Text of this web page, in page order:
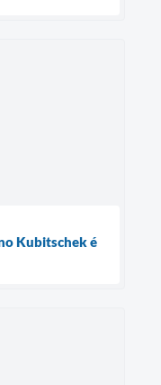
Kubitschek é